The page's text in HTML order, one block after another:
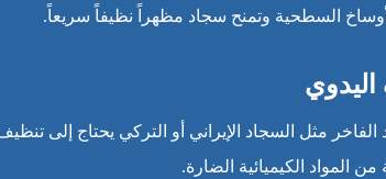
السطحية وتمنح سجاد مظهراً نظيفاً سريعاً.
مثل السجاد الإيراني أو التركي يحتاج إلى
من المواد الكيميائية الضارة.